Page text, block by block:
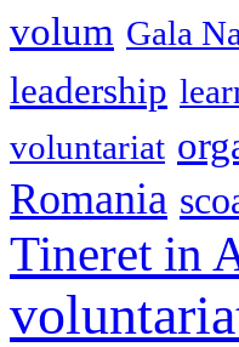
volum Gala
leadership
voluntariat
Romania
Tineret in